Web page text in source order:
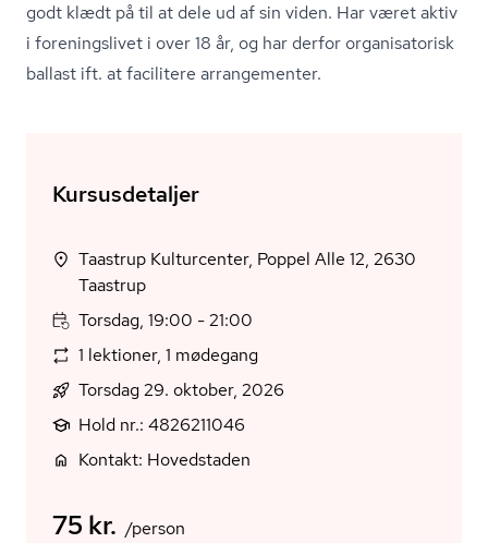
godt klædt på til at dele ud af sin viden. Har været aktiv
i foreningslivet i over 18 år, og har derfor organisatorisk
ballast ift. at facilitere arrangementer.
Kursusdetaljer
Taastrup Kulturcenter, Poppel Alle 12, 2630
Taastrup
Torsdag, 19:00 - 21:00
1 lektioner, 1 mødegang
Torsdag 29. oktober, 2026
Hold nr.: 4826211046
Kontakt: Hovedstaden
75 kr. /person